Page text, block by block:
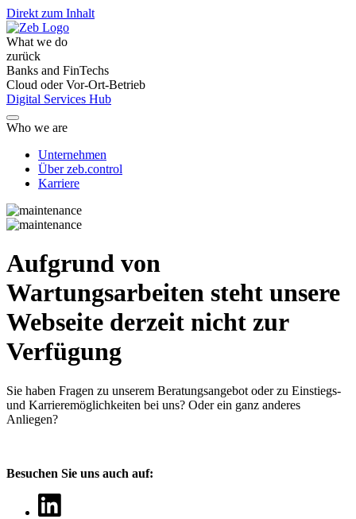
Direkt zum Inhalt
What we do
zurück
Banks and FinTechs
Cloud oder Vor-Ort-Betrieb
Digital Services Hub
Who we are
Unternehmen
Über zeb.control
Karriere
Aufgrund von
Wartungsarbeiten steht unsere
Webseite derzeit nicht zur
Verfügung
Sie haben Fragen zu unserem Beratungsangebot oder zu Einstiegs-
und Karrieremöglichkeiten bei uns? Oder ein ganz anderes
Anliegen?
Besuchen Sie uns auch auf: